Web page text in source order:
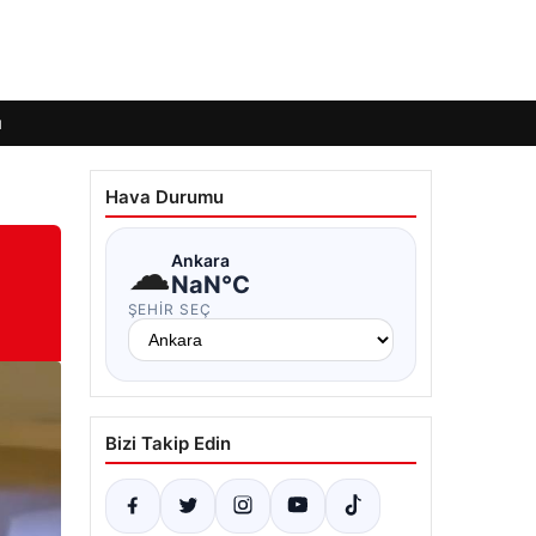
Hava Durumu
☁Ankara
NaN°C
ŞEHIR SEÇ
Bizi Takip Edin